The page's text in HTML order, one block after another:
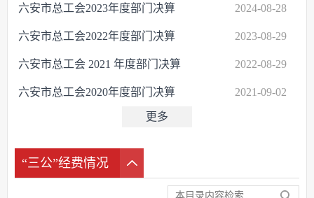
六安市总工会2023年度部门决算 2024-08-28
六安市总工会2022年度部门决算 2023-08-29
六安市总工会 2021 年度部门决算 2022-08-29
六安市总工会2020年度部门决算 2021-09-02
更多
“三公”经费情况